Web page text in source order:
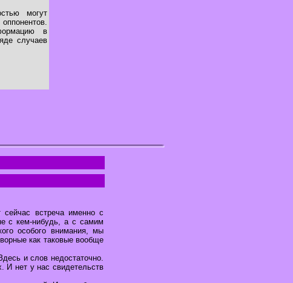
могут
в
случаев
встреча именно с
с кем-нибудь, а с самим
особого внимания, мы
как таковые вообще
и слов недостаточно.
И нет у нас свидетельств